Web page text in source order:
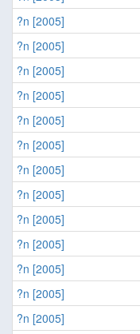
?n [2005]
?n [2005]
?n [2005]
?n [2005]
?n [2005]
?n [2005]
?n [2005]
?n [2005]
?n [2005]
?n [2005]
?n [2005]
?n [2005]
?n [2005]